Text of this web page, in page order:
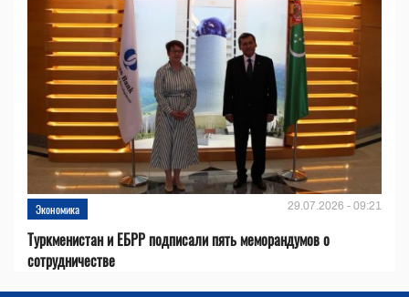
Экономика 29.07.2026 - 09:21
Туркменистан и ЕБРР подписали пять меморандумов о
сотрудничестве